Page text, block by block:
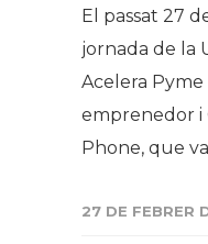
El passat 27
jornada de la
Acelera
emprenedor i
Phone, que
27 DE FEBRER